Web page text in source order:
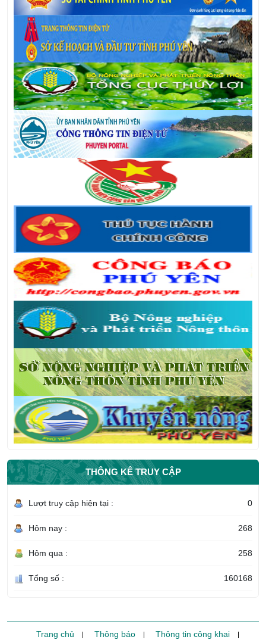
THÔNG KÊ TRUY CẬP
Lượt truy cập hiện tại : 0
Hôm nay : 268
Hôm qua : 258
Tổng số : 160168
Trang chủ Thông báo Thông tin công khai